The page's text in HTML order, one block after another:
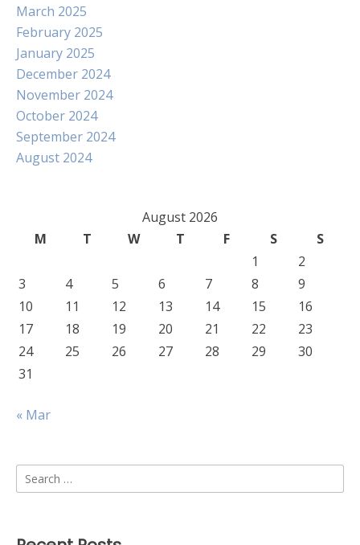
March 2025
February 2025
January 2025
December 2024
November 2024
October 2024
September 2024
August 2024
August 2026
M
T W T F S
S
1
2
3
4 5 6 7 8
9
10
11 12 13 14 15
16
17
18 19 20 21 22
23
24
25 26 27 28 29
30
31
« Mar
Search
for: